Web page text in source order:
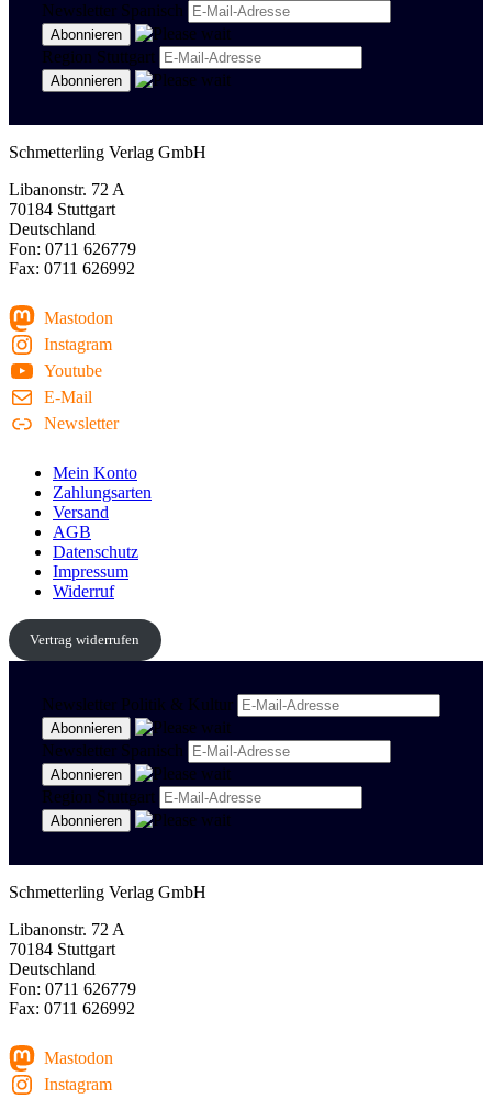
Newsletter Spanisch
Region Stuttgart
Schmetterling Verlag GmbH
Libanonstr. 72 A
70184 Stuttgart
Deutschland
Fon: 0711 626779
Fax: 0711 626992
Mastodon
Instagram
Youtube
E-Mail
Newsletter
Mein Konto
Zahlungsarten
Versand
AGB
Datenschutz
Impressum
Widerruf
Vertrag widerrufen
Newsletter Politik & Kultur
Newsletter Spanisch
Region Stuttgart
Schmetterling Verlag GmbH
Libanonstr. 72 A
70184 Stuttgart
Deutschland
Fon: 0711 626779
Fax: 0711 626992
Mastodon
Instagram